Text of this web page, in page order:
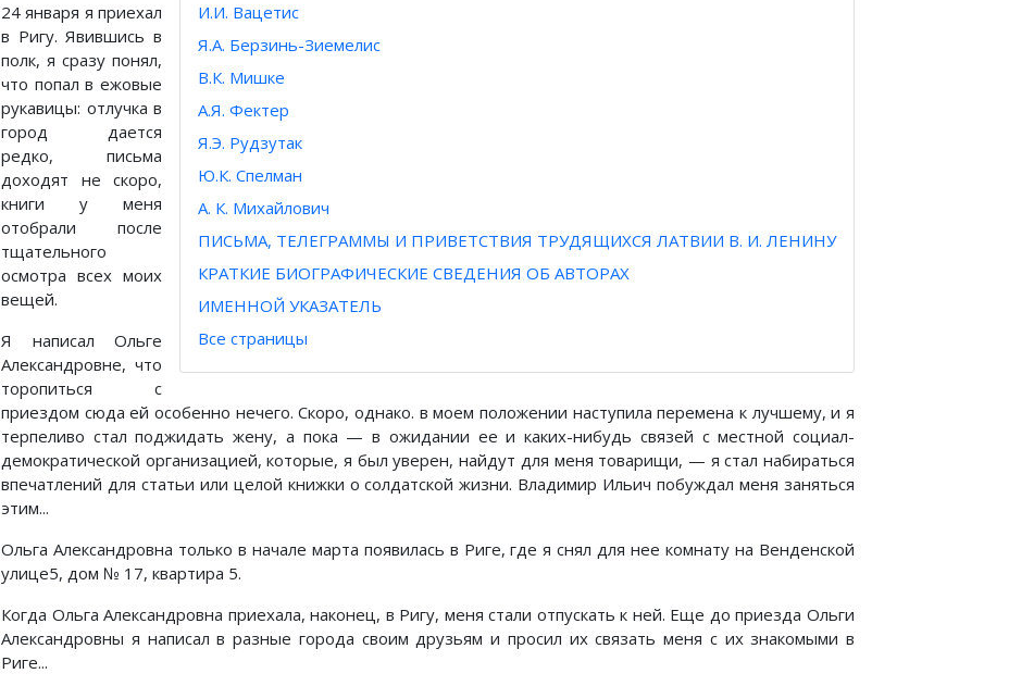
И.И. Вацетис
Я.А. Берзинь-Зиемелис
В.К. Мишке
А.Я. Фектер
Я.Э. Рудзутак
Ю.К. Спелман
А. К. Михайлович
ПИСЬМА, ТЕЛЕГРАММЫ И ПРИВЕТСТВИЯ ТРУДЯЩИХСЯ ЛАТВИИ В. И. ЛЕНИНУ
КРАТКИЕ БИОГРАФИЧЕСКИЕ СВЕДЕНИЯ ОБ АВТОРАХ
ИМЕННОЙ УКАЗАТЕЛЬ
Все страницы
24 января я приехал
в Ригу. Явившись в
полк, я сразу понял,
что попал в ежовые
рукавицы: отлучка в
город дается
редко, письма
доходят не скоро,
книги у меня
отобрали после
тщательного
осмотра всех моих
вещей.
Я написал Ольге
Александровне, что
торопиться с
приездом сюда ей особенно нечего. Скоро, однако. в моем положении наступила перемена к лучшему, и я
терпеливо стал поджидать жену, а пока — в ожидании ее и каких-нибудь связей с местной социал-
демократической организацией, которые, я был уверен, найдут для меня товарищи, — я стал набираться
впечатлений для статьи или целой книжки о солдатской жизни. Владимир Ильич побуждал меня заняться
этим...
Ольга Александровна только в начале марта появилась в Риге, где я снял для нее комнату на Венденской
улице5, дом № 17, квартира 5.
Когда Ольга Александровна приехала, наконец, в Ригу, меня стали отпускать к ней. Еще до приезда Ольги
Александровны я написал в разные города своим друзьям и просил их связать меня с их знакомыми в
Риге...